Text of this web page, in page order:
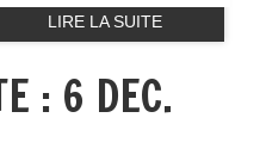
LIRE LA SUITE
: 6 DEC.